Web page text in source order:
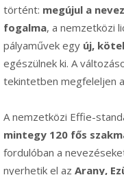
történt: megújul a
fogalma, a nemzetközi
pályaművek egy új,
egészülnek ki. A
tekintetben megfeleljen
A nemzetközi Effie-
mintegy 120 fős
fordulóban a
nyerhetik el az Arany,